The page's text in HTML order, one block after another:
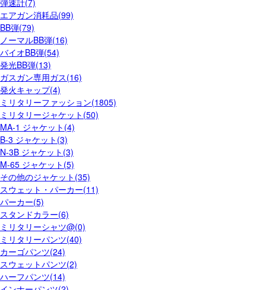
弾速計(7)
エアガン消耗品(99)
BB弾(79)
ノーマルBB弾(16)
バイオBB弾(54)
発光BB弾(13)
ガスガン専用ガス(16)
発火キャップ(4)
ミリタリーファッション(1805)
ミリタリージャケット(50)
MA-1 ジャケット(4)
B-3 ジャケット(3)
N-3B ジャケット(3)
M-65 ジャケット(5)
その他のジャケット(35)
スウェット・パーカー(11)
パーカー(5)
スタンドカラー(6)
ミリタリーシャツ@(0)
ミリタリーパンツ(40)
カーゴパンツ(24)
スウェットパンツ(2)
ハーフパンツ(14)